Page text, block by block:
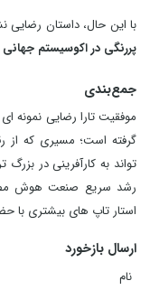
با این حال، داستان
پررنگی در اکوسیستم
جمع‌بندی
موفقیت تارا رضایی نمونه‌
گرفته است؛ مسیری که از
تواند به کارآفرینی در
رشد سریع صنعت هوش
استار تاپ‌ های بیشتری با
ارسال بازخورد
نام